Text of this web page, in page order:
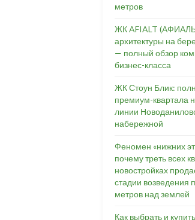
метров
ЖК AFIALT
архитектуры на
— полный обзор
бизнес-класса
ЖК Стоун Блик:
премиум-квартала
линии
набережной
Феномен «нижних
почему треть всех
новостройках
стадии возведения
метров над землей
Как выбрать и